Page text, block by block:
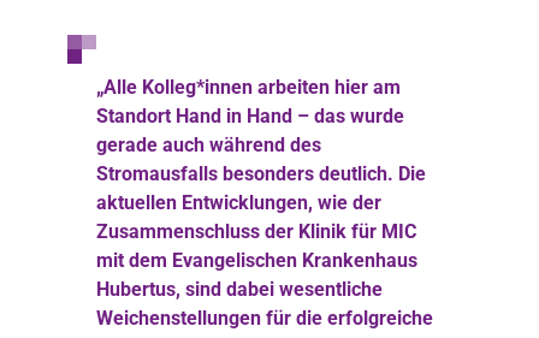
„Alle Kolleg*innen arbeiten hier am
Standort Hand in Hand – das wurde
gerade auch während des
Stromausfalls besonders deutlich. Die
aktuellen Entwicklungen, wie der
Zusammenschluss der Klinik für MIC
mit dem Evangelischen Krankenhaus
Hubertus, sind dabei wesentliche
Weichenstellungen für die erfolgreiche